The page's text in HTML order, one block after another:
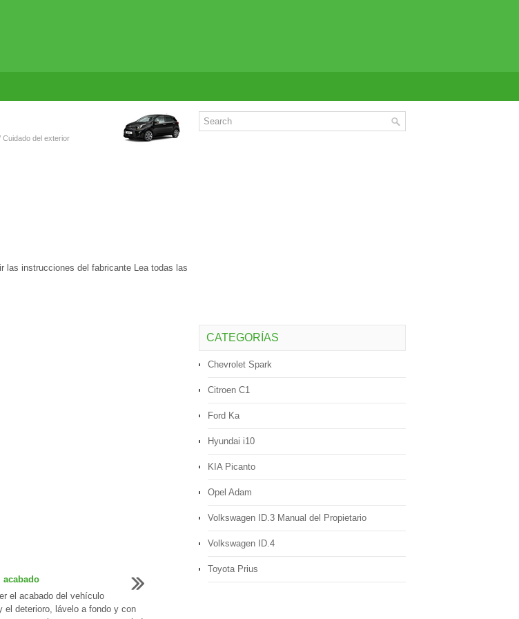
del exterior
las instrucciones del fabricante Lea todas las
acabado
el acabado del vehículo
el deterioro, lávelo a fondo y con
CATEGORÍAS
Chevrolet Spark
Citroen C1
Ford Ka
Hyundai i10
KIA Picanto
Opel Adam
Volkswagen ID.3 Manual del Propietario
Volkswagen ID.4
Toyota Prius